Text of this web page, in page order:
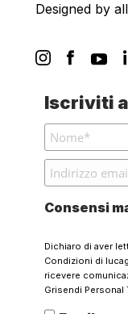
Designed by
Iscriviti
Consensi
Dichiaro di aver
Condizioni di
ricevere
Grisendi Personal